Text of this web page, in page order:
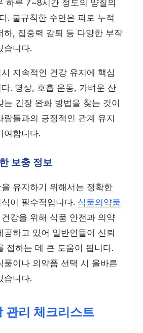
하루 7~8시간 정도의 양질의
. 불규칙한 수면은 피로 누적
하, 집중력 감퇴 등 다양한 부작
습니다.
지속적인 건강 유지에 핵심
. 명상, 호흡 운동, 가벼운 산
는 긴장 완화 방법을 찾는 것이
람들과의 긍정적인 관계 유지
여합니다.
보충 정보
유지하기 위해서는 정확한
이 필수적입니다. 식품의약품
강을 위해 식품 안전과 의약
공하고 있어 일반인들이 신뢰
접하는 데 큰 도움이 됩니다.
품이나 의약품 선택 시 올바른
습니다.
관리 체크리스트